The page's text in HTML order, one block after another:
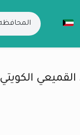
الكويتي